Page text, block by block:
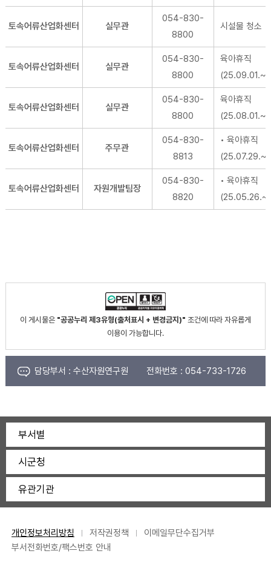
토속어류산업화센터 실무관
054-830-
8800
시설물 청소
토속어류산업화센터 실무관
054-830-
8800
육아휴직
토속어류산업화센터 실무관
054-830-
8800
육아휴직
토속어류산업화센터 주무관
054-830-
8813
• 육아휴직
토속어류산업화센터 자원개발팀장
054-830-
8820
• 육아휴직
이 게시물은 "공공누리 제3유형(출처표시 + 변경금지)" 조건에 따라 자유롭게
이용이 가능합니다.
담당부서 : 수산자원연구원 전화번호 : 054-733-1726
부서별
시군청
유관기관
개인정보처리방침 저작권정책
이메일무단수집거부
부서전화번호/팩스번호 안내